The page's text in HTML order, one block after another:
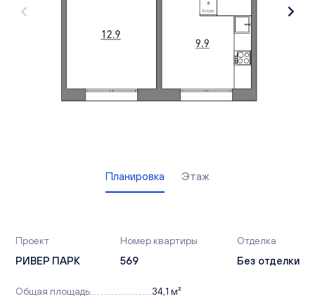
Вакансии
Офисы продаж
Планировка Этаж
Проект
РИВЕР ПАРК
Номер квартиры
569
Отделка
Без отделки
Общая площадь
34,1 м²